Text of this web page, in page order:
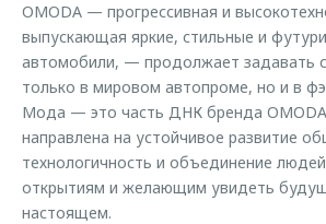
Одежда и сувениры
Оригинальные аксессуары
Запчасти
Трейд-ин
Калькулятор трейд-ин
Приложение O&J
Одежда и сувениры
Оригинальные аксессуары
Запчасти
ОMODA — прогрессивная и
выпускающая яркие, стильные и
автомобили, — продолжает задавать
только в мировом автопроме, но и в
Мода — это часть ДНК бренда
направлена на устойчивое развитие
технологичность и объединение
открытиям и желающим увидеть
настоящем.